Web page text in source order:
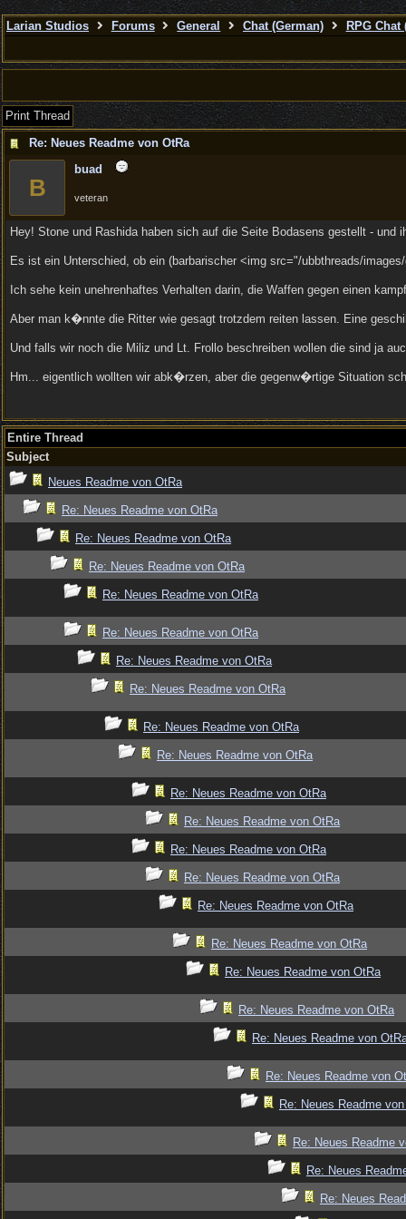
Larian Studios Forums General Chat (German) RPG Chat
Print Thread
Re: Neues Readme von OtRa
B
buad
veteran
Hey! Stone und Rashida haben sich auf die Seite Bodasens gestellt -
Es ist ein Unterschied, ob ein (barbarischer <img src="/ubbthreads/
Ich sehe kein unehrenhaftes Verhalten darin, die Waffen gegen einen
Aber man k�nnte die Ritter wie gesagt trotzdem reiten lassen. Eine
Und falls wir noch die Miliz und Lt. Frollo beschreiben wollen die sind ja
Hm... eigentlich wollten wir abk�rzen, aber die gegenw�rtige Situation
Entire Thread
Subject
Neues Readme von OtRa
Re: Neues Readme von OtRa
Re: Neues Readme von OtRa
Re: Neues Readme von OtRa
Re: Neues Readme von OtRa
Re: Neues Readme von OtRa
Re: Neues Readme von OtRa
Re: Neues Readme von OtRa
Re: Neues Readme von OtRa
Re: Neues Readme von OtRa
Re: Neues Readme von OtRa
Re: Neues Readme von OtRa
Re: Neues Readme von OtRa
Re: Neues Readme von OtRa
Re: Neues Readme von OtRa
Re: Neues Readme von OtRa
Re: Neues Readme von OtRa
Re: Neues Readme von OtRa
Re: Neues Readme von
Re: Neues Readme von
Re: Neues Readme
Re: Neues Readme
Re: Neues
Re: Neues